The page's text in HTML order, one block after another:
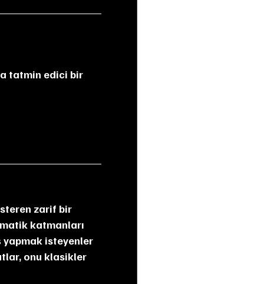
katmanları
yapmak isteyenler
onu klasikler